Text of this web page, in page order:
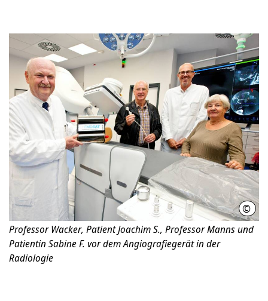
©
Professor Wacker, Patient Joachim S., Professor Manns und
Patientin Sabine F. vor dem Angiografiegerät in der
Radiologie